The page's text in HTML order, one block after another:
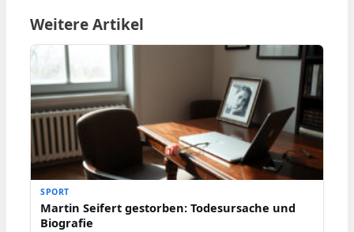
Weitere Artikel
SPORT
Martin Seifert gestorben: Todesursache und
Biografie